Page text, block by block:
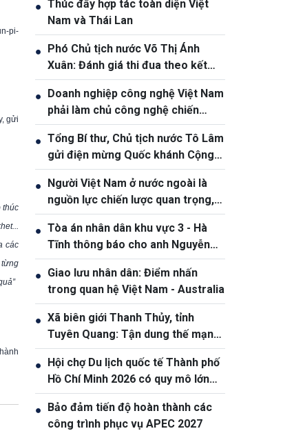
pi-
gửi
thúc
các
từng
● Thúc đẩy hợp tác toàn diện Việt
Nam và Thái Lan
● Phó Chủ tịch nước Võ Thị Ánh
Xuân: Đánh giá thi đua theo kết
quả, sản phẩm và hiệu quả thực tế
● Doanh nghiệp công nghệ Việt Nam
phải làm chủ công nghệ chiến
lược, vươn ra thị trường quốc tế
● Tổng Bí thư, Chủ tịch nước Tô Lâm
gửi điện mừng Quốc khánh Cộng
hòa Bờ Biển Ngà
● Người Việt Nam ở nước ngoài là
nguồn lực chiến lược quan trọng,
góp phần nâng cao sức mạnh tổng
hợp quốc gia
● Tòa án nhân dân khu vực 3 - Hà
Tĩnh thông báo cho anh Nguyễn
Văn Đông
● Giao lưu nhân dân: Điểm nhấn
trong quan hệ Việt Nam - Australia
● Xã biên giới Thanh Thủy, tỉnh
Tuyên Quang: Tận dung thế mạnh
tự nhiên để nâng cao đời sống
nhân dân
● Hội chợ Du lịch quốc tế Thành phố
Hồ Chí Minh 2026 có quy mô lớn
nhất từ trước đến nay
● Bảo đảm tiến độ hoàn thành các
công trình phục vụ APEC 2027